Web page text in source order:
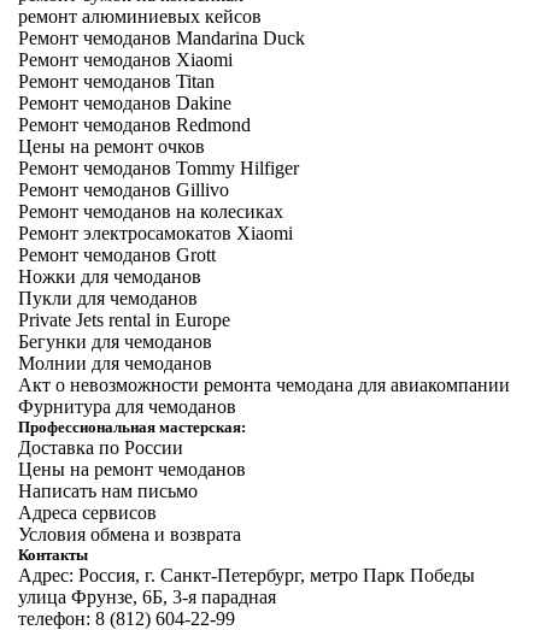
ремонт алюминиевых кейсов
Ремонт чемоданов Mandarina Duck
Ремонт чемоданов Xiaomi
Ремонт чемоданов Titan
Ремонт чемоданов Dakine
Ремонт чемоданов Redmond
Цены на ремонт очков
Ремонт чемоданов Tommy Hilfiger
Ремонт чемоданов Gillivo
Ремонт чемоданов на колесиках
Ремонт электросамокатов Xiaomi
Ремонт чемоданов Grott
Ножки для чемоданов
Пукли для чемоданов
Private Jets rental in Europe
Бегунки для чемоданов
Молнии для чемоданов
Акт о невозможности ремонта чемодана для авиакомпании
Фурнитура для чемоданов
Профессиональная мастерская:
Доставка по России
Цены на ремонт чемоданов
Написать нам письмо
Адреса сервисов
Условия обмена и возврата
Контакты
Адрес: Россия, г. Санкт-Петербург, метро Парк Победы
улица Фрунзе, 6Б, 3-я парадная
телефон: 8 (812) 604-22-99